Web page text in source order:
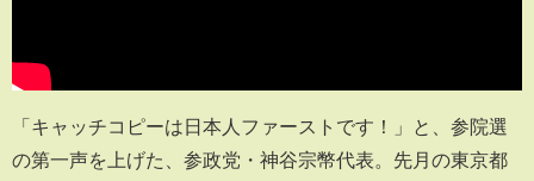
「キャッチコピーは日本人ファーストです！」と、参院選
の第一声を上げた、参政党・神谷宗幣代表。先月の東京都